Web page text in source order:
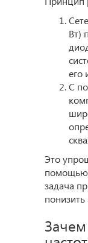
Вт)
его
С
Это
помощью
задача
понизить